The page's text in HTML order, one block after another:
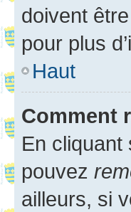
doivent
pour plus
Haut
Comment
En cliquant
pouvez
ailleurs, si